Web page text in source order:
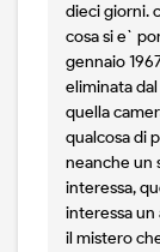
dieci giorni.
cosa si e`
gennaio
eliminata
quella
qualcosa di
neanche un
interessa,
interessa
il mistero